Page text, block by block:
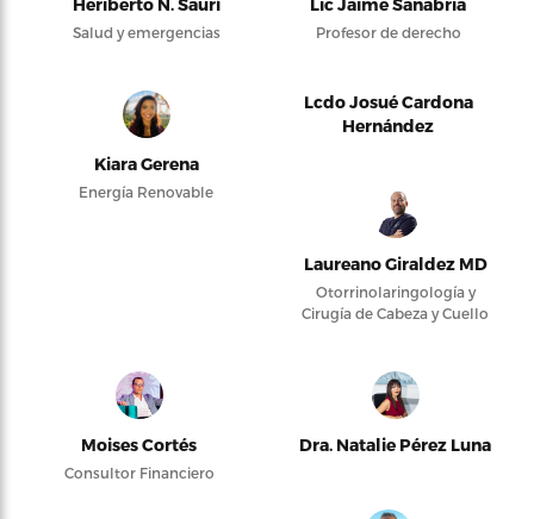
Salud y emergencias Profesor de derecho
Kiara Gerena
Energía Renovable
Lcdo Josué Cardona
Hernández
Laureano Giraldez MD
Otorrinolaringología y
Cirugía de Cabeza y Cuello
Moises Cortés
Consultor Financiero
Dra. Natalie Pérez Luna